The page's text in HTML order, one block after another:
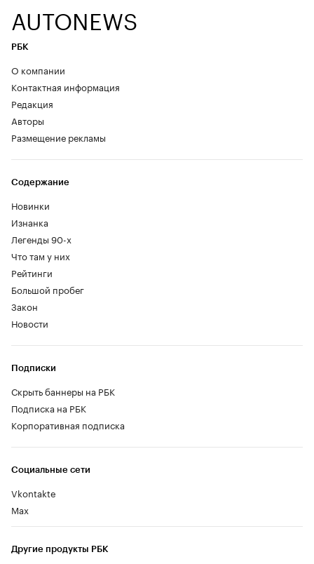
AUTONEWS
РБК
О компании
Контактная информация
Редакция
Авторы
Размещение рекламы
Содержание
Новинки
Изнанка
Легенды 90-х
Что там у них
Рейтинги
Большой пробег
Закон
Новости
Социальные сети
Vkontakte
Max
Другие продукты РБК
Подписки
Скрыть баннеры на РБК
Подписка на РБК
Корпоративная подписка